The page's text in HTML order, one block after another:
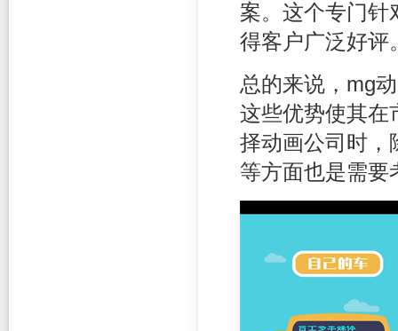
案。这个专门针
得客户广泛好评
总的来说，mg
这些优势使其在
择动画公司时，
等方面也是需要